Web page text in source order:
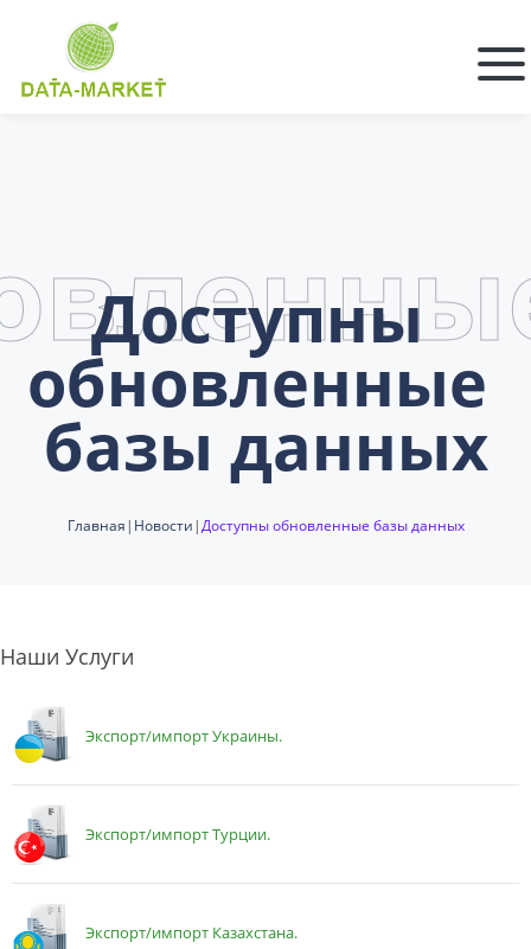
Доступны
обновленные
базы данных
Главная | Новости |Доступны обновленные базы данных
Наши Услуги
Экспорт/импорт Украины.
Экспорт/импорт Турции.
Экспорт/импорт Казахстана.